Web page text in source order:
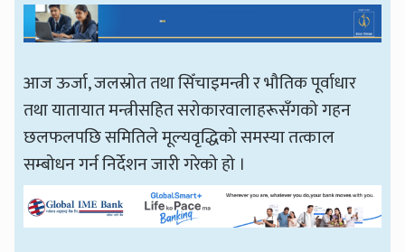
आज ऊर्जा, जलस्रोत तथा सिँचाइमन्त्री र भौतिक पूर्वाधार
तथा यातायात मन्त्रीसहित सरोकारवालाहरूसँगको गहन
छलफलपछि समितिले मूल्यवृद्धिको समस्या तत्काल
सम्बोधन गर्न निर्देशन जारी गरेको हो ।